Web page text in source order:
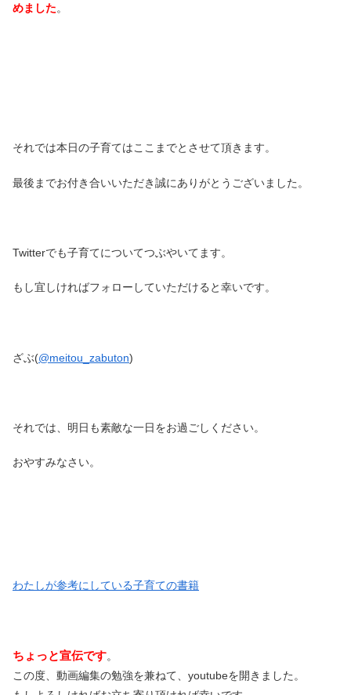
めました。
それでは本日の子育てはここまでとさせて頂きます。
最後までお付き合いいただき誠にありがとうございました。
Twitterでも子育てについてつぶやいてます。
もし宜しければフォローしていただけると幸いです。
ざぶ(@meitou_zabuton)
それでは、明日も素敵な一日をお過ごしください。
おやすみなさい。
わたしが参考にしている子育ての書籍
ちょっと宣伝です。
この度、動画編集の勉強を兼ねて、youtubeを開きました。